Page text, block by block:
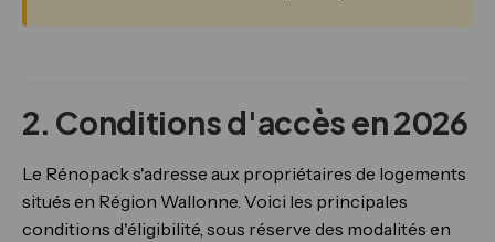
2. Conditions d'accès en 2026
Le Rénopack s'adresse aux propriétaires de logements
situés en Région Wallonne. Voici les principales
conditions d'éligibilité, sous réserve des modalités en